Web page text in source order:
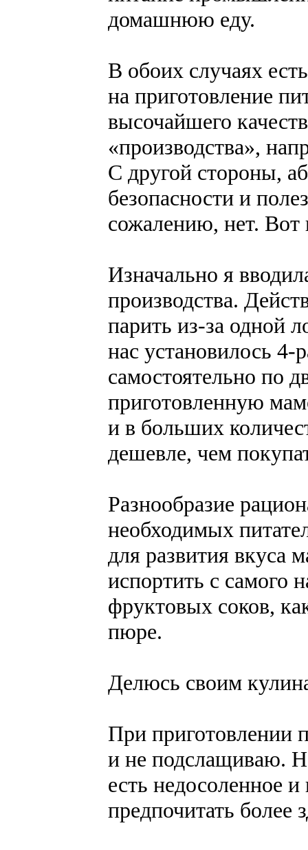
домашнюю еду.
В обоих случаях
на приготовление
высочайшего
«производства»,
С другой стороны,
безопасности и
сожалению, нет. Вот
Изначально я
производства.
парить из-за одной
нас установилось 4-
самостоятельно по
приготовленную
и в больших
дешевле, чем
Разнообразие
необходимых
для развития вкуса
испортить с самого
фруктовых соков,
пюре.
Делюсь своим
При приготовлении
и не подслащиваю.
есть недосоленное
предпочитать более